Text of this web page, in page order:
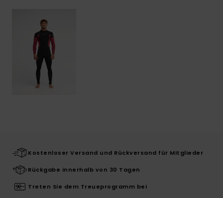
Kostenloser Versand und Rückversand für Mitglieder
Rückgabe innerhalb von 30 Tagen
Treten Sie dem Treueprogramm bei